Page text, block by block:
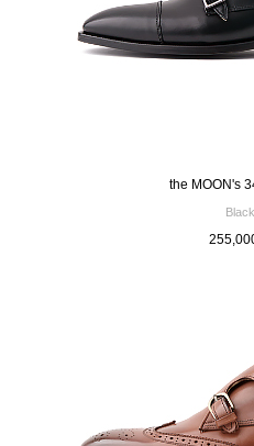
the MOON's
Black